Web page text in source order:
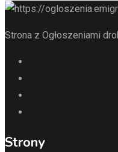
Strona z Ogłoszeniami
Strony